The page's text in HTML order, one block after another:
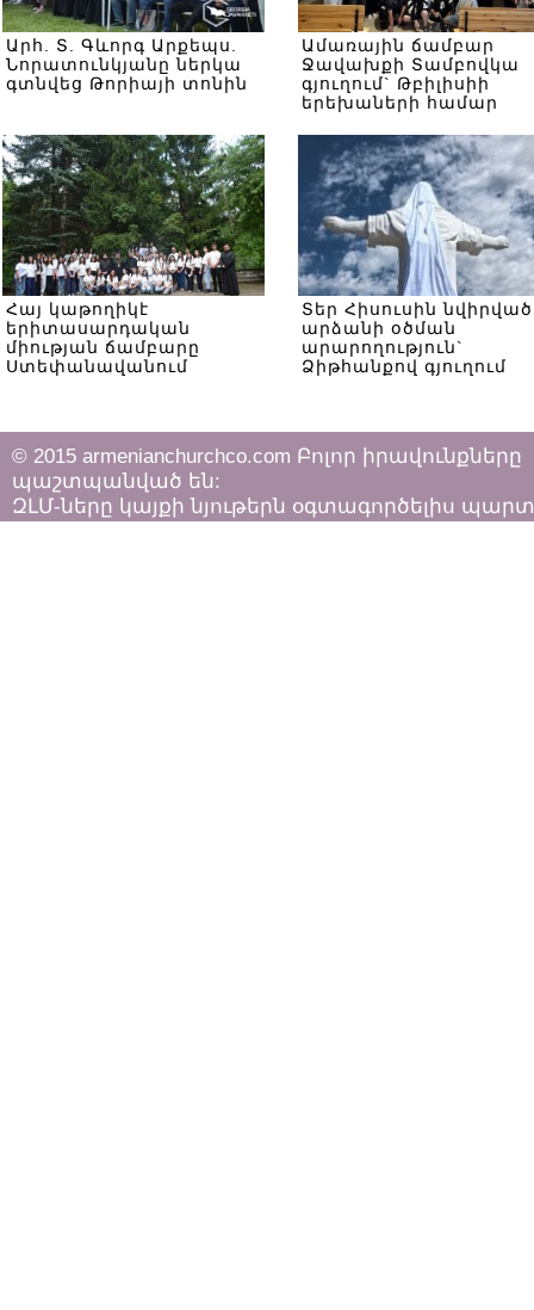
Արհ. Տ. Գևորգ Արքեպս.
Նորատունկյանը ներկա
գտնվեց Թորիայի տոնին
Ամառային ճամբար
Ջավախքի Տամբովկա
գյուղում` Թբիլիսիի
երեխաների համար
Հայ կաթողիկէ
երիտասարդական
միության ճամբարը
Ստեփանավանում
Տեր Հիսուսին նվիրված
արձանի օծման
արարողություն`
Ձիթհանքով գյուղում
© 2015 armenianchurchco.com Բոլոր իրավունքները
պաշտպանված են:
ԶԼՄ-ները կայքի նյութերն օգտագործելիս